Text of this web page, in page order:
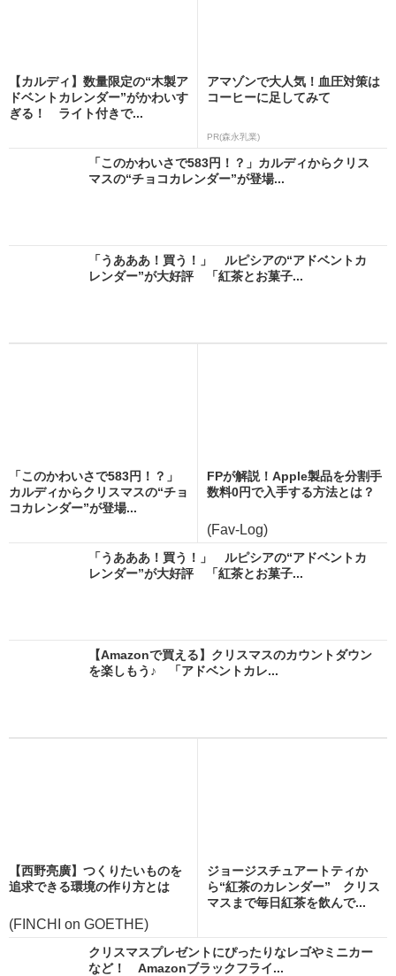
【カルディ】数量限定の“木製ア
ドベントカレンダー”がかわいす
ぎる！ ライト付きで...
アマゾンで大人気！血圧対策は
コーヒーに足してみて
PR(森永乳業)
「このかわいさで583円！？」カルディからクリス
マスの“チョコカレンダー”が登場...
「うあああ！買う！」 ルピシアの“アドベントカ
レンダー”が大好評 「紅茶とお菓子...
「このかわいさで583円！？」
カルディからクリスマスの“チョ
コカレンダー”が登場...
FPが解説！Apple製品を分割手
数料0円で入手する方法とは？
(Fav-Log)
「うあああ！買う！」 ルピシアの“アドベントカ
レンダー”が大好評 「紅茶とお菓子...
【Amazonで買える】クリスマスのカウントダウン
を楽しもう♪ 「アドベントカレ...
【西野亮廣】つくりたいものを
追求できる環境の作り方とは
(FINCHI on GOETHE)
ジョージスチュアートティか
ら“紅茶のカレンダー” クリス
マスまで毎日紅茶を飲んで...
クリスマスプレゼントにぴったりなレゴやミニカー
など！ Amazonブラックフライ...